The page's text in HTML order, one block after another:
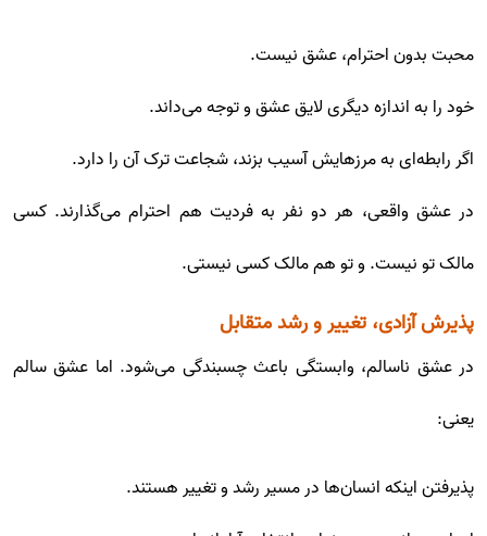
محبت بدون احترام، عشق نیست.
خود را به اندازه دیگری لایق عشق و توجه می‌داند.
اگر رابطه‌ای به مرزهایش آسیب بزند، شجاعت ترک آن را دارد.
در عشق واقعی، هر دو نفر به فردیت هم احترام می‌گذارند. کسی
مالک تو نیست. و تو هم مالک کسی نیستی.
پذیرش آزادی، تغییر و رشد متقابل
در عشق ناسالم، وابستگی باعث چسبندگی می‌شود. اما عشق سالم
یعنی:
پذیرفتن اینکه انسان‌ها در مسیر رشد و تغییر هستند.